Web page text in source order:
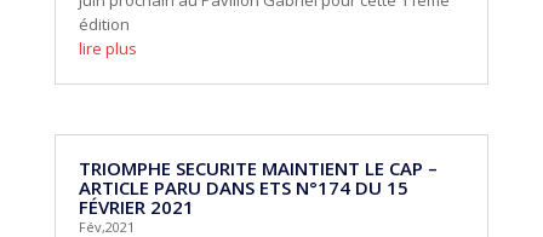
édition
lire plus
TRIOMPHE SECURITE MAINTIENT LE CAP –
ARTICLE PARU DANS ETS N°174 DU 15
FÉVRIER 2021
Fév,2021